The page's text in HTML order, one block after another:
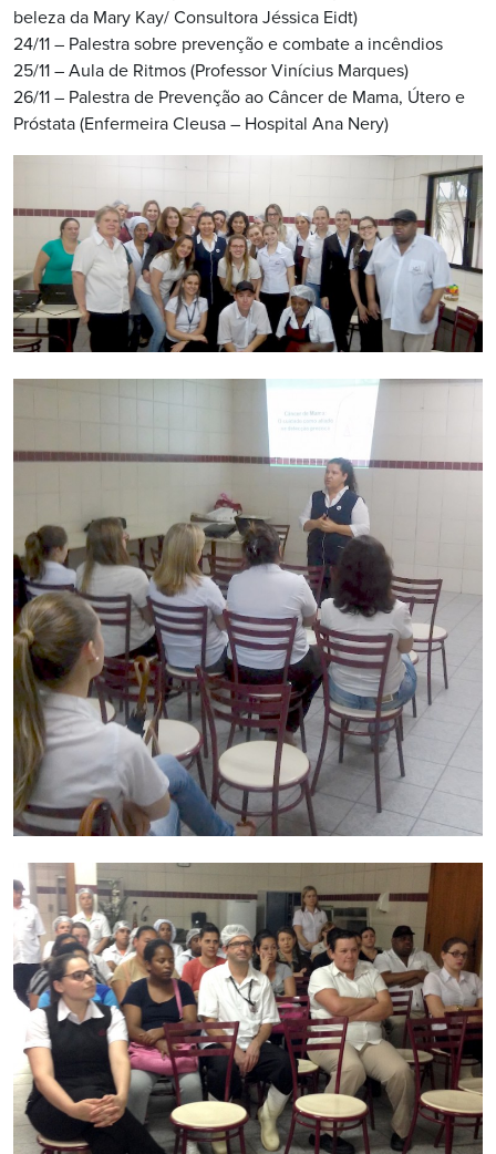
beleza da Mary Kay/ Consultora Jéssica Eidt)
24/11 – Palestra sobre prevenção e combate a incêndios
25/11 – Aula de Ritmos (Professor Vinícius Marques)
26/11 – Palestra de Prevenção ao Câncer de Mama, Útero e
Próstata (Enfermeira Cleusa – Hospital Ana Nery)